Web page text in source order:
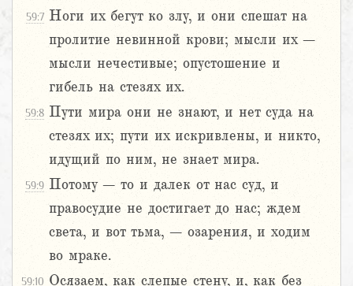
59:7 Ноги их бегут ко злу, и они спешат на
пролитие невинной крови; мысли их –
мысли нечестивые; опустошение и
гибель на стезях их.
59:8 Пути мира они не знают, и нет суда на
стезях их; пути их искривлены, и никто,
идущий по ним, не знает мира.
59:9 Потому – то и далек от нас суд, и
правосудие не достигает до нас; ждем
света, и вот тьма, – озарения, и ходим
во мраке.
59:10 Осязаем, как слепые стену, и, как без